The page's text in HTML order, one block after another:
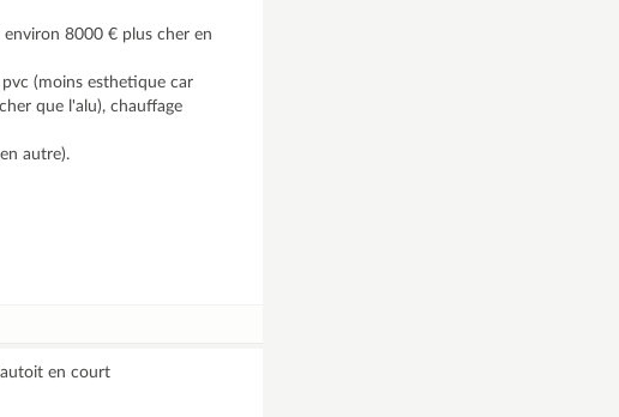
environ 8000 € plus cher en
(moins esthetique car
que l'alu), chauffage
autre).
en court